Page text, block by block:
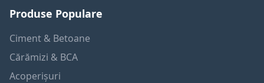
Produse Populare
Ciment & Betoane
Cărămizi & BCA
Acoperișuri